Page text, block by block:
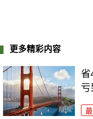
更多精彩内容
省
亏